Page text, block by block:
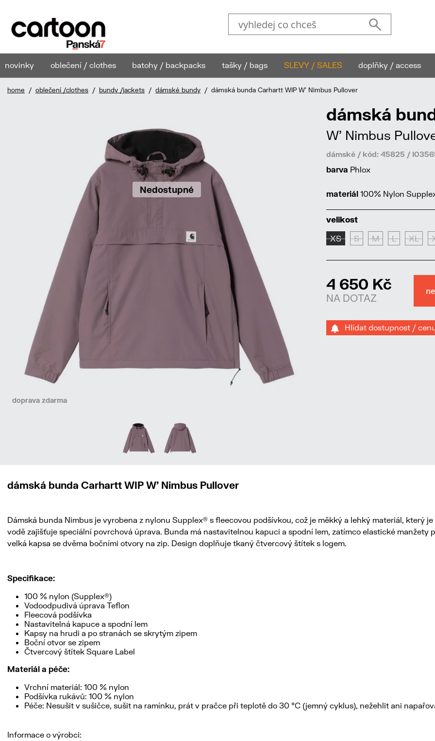
novinky oblečení / clothes batohy / backpacks tašky / bags SLEVY / SALES doplňky / access
home / oblečení /clothes / bundy /jackets / dámské bundy / dámská bunda Carhartt WIP W' Nimbus Pullover
Nedostupné
doprava zdarma
dámská
W' Nimbus
dámské / kód: 45825 /
barva Phlox
materiál 100% Nylon
velikost
XS S M L XL
4 650 Kč
NA DOTAZ
Hlídat dostupnost /
dámská bunda Carhartt WIP W' Nimbus Pullover
Dámská bunda Nimbus je vyrobena z nylonu Supplex® s fleecovou podšívkou, což je měkký a lehký materiál, který
vodě zajišťuje speciální povrchová úprava. Bunda má nastavitelnou kapuci a spodní lem, zatímco elastické
velká kapsa se dvěma bočními otvory na zip. Design doplňuje tkaný čtvercový štítek s logem.
Specifikace:
100 % nylon (Supplex®)
Vodoodpudivá úprava Teflon
Fleecová podšívka
Nastavitelná kapuce a spodní lem
Kapsy na hrudi a po stranách se skrytým zipem
Boční otvor se zipem
Čtvercový štítek Square Label
Materiál a péče:
Vrchní materiál: 100 % nylon
Podšívka rukávů: 100 % nylon
Péče: Nesušit v sušičce, sušit na ramínku, prát v pračce při teplotě do 30 °C (jemný cyklus), nežehlit ani
Informace o výrobci: